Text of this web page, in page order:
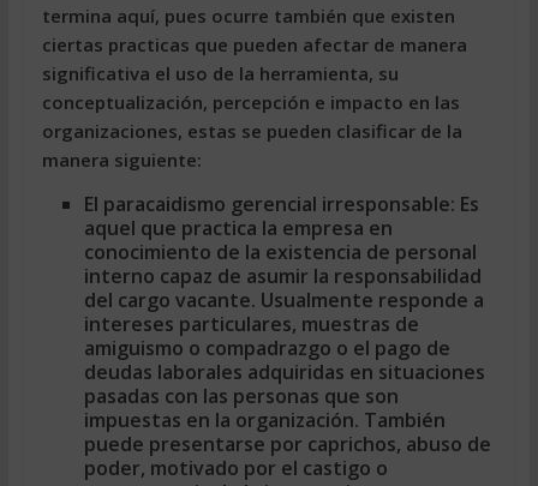
termina aquí, pues ocurre también que existen
ciertas practicas que pueden afectar de manera
significativa el uso de la herramienta, su
conceptualización, percepción e impacto en las
organizaciones, estas se pueden clasificar de la
manera siguiente:
El paracaidismo gerencial irresponsable: Es
aquel que practica la empresa en
conocimiento de la existencia de personal
interno capaz de asumir la responsabilidad
del cargo vacante. Usualmente responde a
intereses particulares, muestras de
amiguismo o compadrazgo o el pago de
deudas laborales adquiridas en situaciones
pasadas con las personas que son
impuestas en la organización. También
puede presentarse por caprichos, abuso de
poder, motivado por el castigo o